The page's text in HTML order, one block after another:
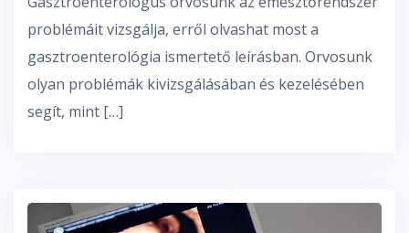
problémáit vizsgálja, erről olvashat most a
gasztroenterológia ismertető leírásban. Orvosunk
olyan problémák kivizsgálásában és kezelésében
segít, mint […]